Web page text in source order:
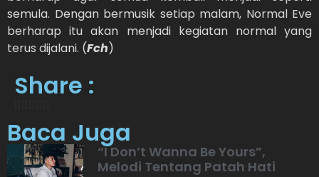
semula. Dengan bermusik setiap malam, Normal Eve
berharap itu akan menjadi kegiatan normal yang
terus dijalani. (Fch)
Share :
Baca Juga
“I Don’t Wanna Be Yours”,
Melodi Tentang Patah Hati